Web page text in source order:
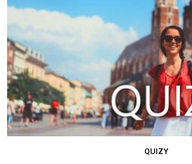
QUIZY